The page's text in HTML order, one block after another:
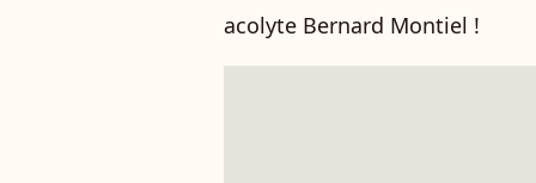
acolyte Bernard Montiel !